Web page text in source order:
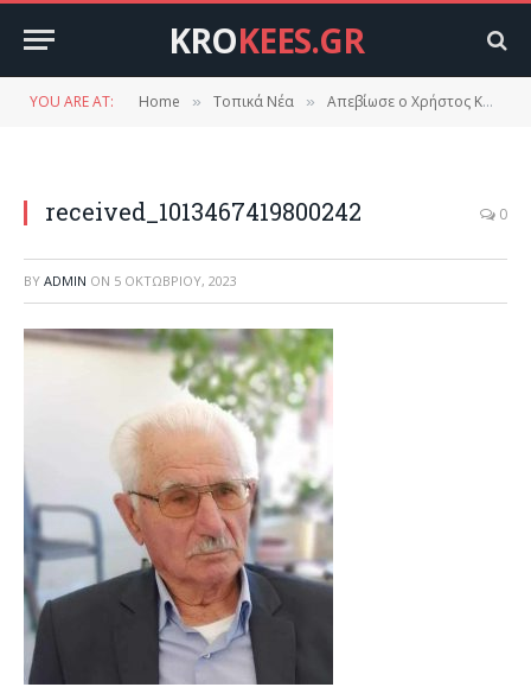
KROKEES.GR
YOU ARE AT: Home » Τοπικά Νέα » Απεβίωσε ο Χρήστος Κουτσοβασίλης στο Δαφνί.
received_1013467419800242 0
BY ADMIN ON 5 ΟΚΤΩΒΡΊΟΥ, 2023